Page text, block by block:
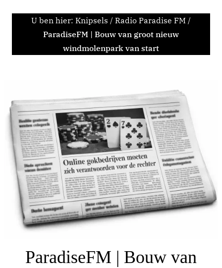
U ben hier: Knipsels / Radio Paradise FM /
ParadiseFM | Bouw van groot nieuw
windmolenpark van start
ParadiseFM | Bouw van